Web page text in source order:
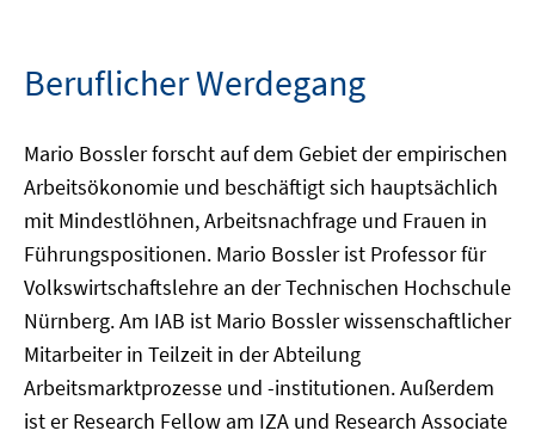
Beruflicher Werdegang
Mario Bossler forscht auf dem Gebiet der empirischen
Arbeitsökonomie und beschäftigt sich hauptsächlich
mit Mindestlöhnen, Arbeitsnachfrage und Frauen in
Führungspositionen. Mario Bossler ist Professor für
Volkswirtschaftslehre an der Technischen Hochschule
Nürnberg. Am IAB ist Mario Bossler wissenschaftlicher
Mitarbeiter in Teilzeit in der Abteilung
Arbeitsmarktprozesse und -institutionen. Außerdem
ist er Research Fellow am IZA und Research Associate